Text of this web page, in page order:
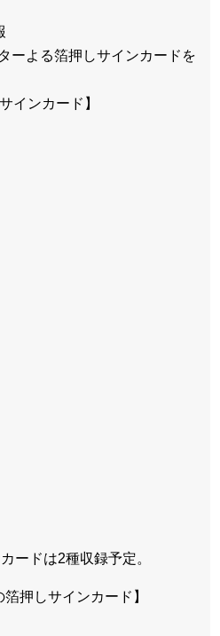
ーよる箔押しサインカードを
インカード】
ードは2種収録予定。
押しサインカード】